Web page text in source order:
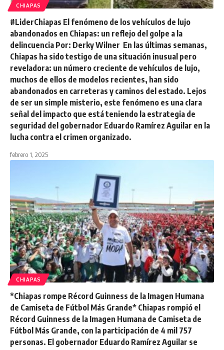
CHIAPAS
#LiderChiapas El fenómeno de los vehículos de lujo
abandonados en Chiapas: un reflejo del golpe a la
delincuencia Por: Derky Wilner En las últimas semanas,
Chiapas ha sido testigo de una situación inusual pero
reveladora: un número creciente de vehículos de lujo,
muchos de ellos de modelos recientes, han sido
abandonados en carreteras y caminos del estado. Lejos
de ser un simple misterio, este fenómeno es una clara
señal del impacto que está teniendo la estrategia de
seguridad del gobernador Eduardo Ramírez Aguilar en la
lucha contra el crimen organizado.
febrero 1, 2025
CHIAPAS
*Chiapas rompe Récord Guinness de la Imagen Humana
de Camiseta de Fútbol Más Grande* Chiapas rompió el
Récord Guinness de la Imagen Humana de Camiseta de
Fútbol Más Grande, con la participación de 4 mil 757
personas. El gobernador Eduardo Ramírez Aguilar se